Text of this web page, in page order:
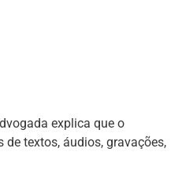
explica que o
textos, áudios, gravações,